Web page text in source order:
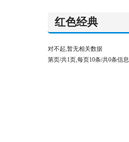
红色经典
对不起,暂无相关数据
第页/共1页,每页10条/共0条信息